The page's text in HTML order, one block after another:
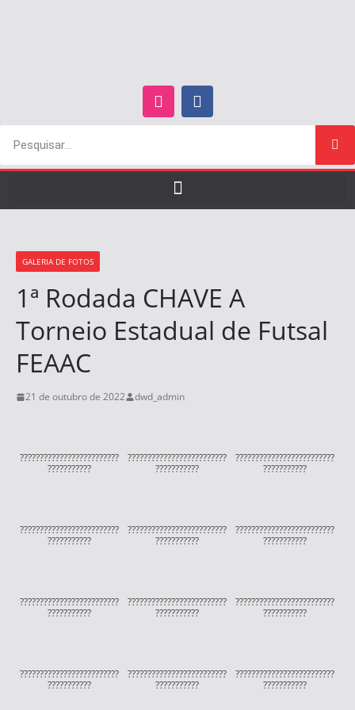
GALERIA DE FOTOS
1ª Rodada CHAVE A
Torneio Estadual de Futsal
FEAAC
21 de outubro de 2022 dwd_admin
?????????????????????????
???????????
?????????????????????????
???????????
?????????????????????????
???????????
?????????????????????????
???????????
?????????????????????????
???????????
?????????????????????????
???????????
?????????????????????????
???????????
?????????????????????????
???????????
?????????????????????????
???????????
?????????????????????????
???????????
?????????????????????????
???????????
?????????????????????????
???????????